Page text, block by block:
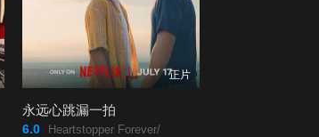
正片
永远心跳漏一拍
6.0 Heartstopper Forever/